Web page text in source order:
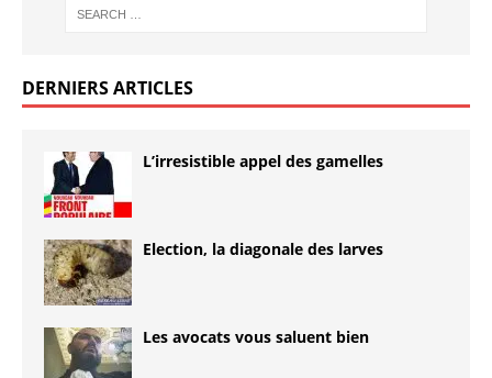
DERNIERS ARTICLES
L’irresistible appel des gamelles
Election, la diagonale des larves
Les avocats vous saluent bien